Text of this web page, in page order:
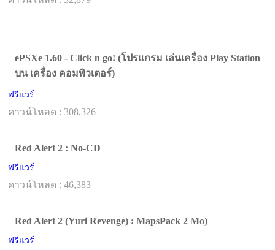
ePSXe 1.60 - Click n go! (โปรแกรม เล่นเครื่อง Play Station
บน เครื่อง คอมพิวเตอร์)
ฟรีแวร์
ดาวน์โหลด : 308,326
Red Alert 2 : No-CD
ฟรีแวร์
ดาวน์โหลด : 46,383
Red Alert 2 (Yuri Revenge) : MapsPack 2 Mo)
ฟรีแวร์